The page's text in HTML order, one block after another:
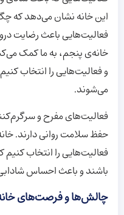
این خانه نشان می‌دهد که
فعالیت‌هایی باعث رضایت
خانه‌ی پنجم، به ما کمک
و فعالیت‌هایی را انتخاب
می‌شوند.
فعالیت‌های مفرح و
حفظ سلامت روانی دارند.
فعالیت‌هایی را انتخاب
باشند و باعث احساس
چالش‌ها و فرصت‌های